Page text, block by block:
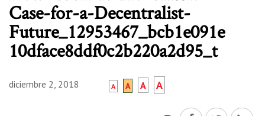
Case-for-a-Decentralist-
Future_12953467_bcb1e091e
10dface8ddf0c2b220a2d95_t
diciembre 2, 2018 A A A A